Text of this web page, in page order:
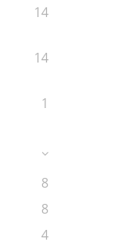
14
14
1
8
8
4